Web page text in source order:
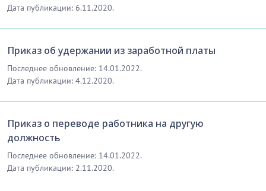
Дата публикации: 6.11.2020.
Приказ об удержании из заработной платы
Последнее обновление: 14.01.2022.
Дата публикации: 4.12.2020.
Приказ о переводе работника на другую
должность
Последнее обновление: 14.01.2022.
Дата публикации: 2.11.2020.